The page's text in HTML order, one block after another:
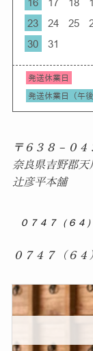
〒６３８－０４
奈良県吉野郡
辻彦平本舗
０７４７（６４
０７４７（６